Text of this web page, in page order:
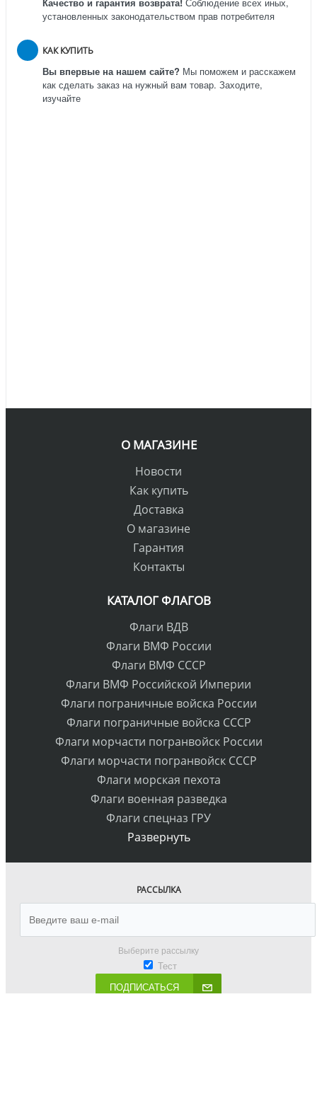
установленных законодательством прав потребителя
КАК КУПИТЬ
Вы впервые на нашем сайте? Мы поможем и расскажем
как сделать заказ на нужный вам товар. Заходите,
изучайте
О МАГАЗИНЕ
Новости
Как купить
Доставка
О магазине
Гарантия
Контакты
КАТАЛОГ ФЛАГОВ
Флаги ВДВ
Флаги ВМФ России
Флаги ВМФ СССР
Флаги ВМФ Российской Империи
Флаги пограничные войска России
Флаги пограничные войска СССР
Флаги морчасти погранвойск России
Флаги морчасти погранвойск СССР
Флаги морская пехота
Флаги военная разведка
Флаги спецназ ГРУ
Развернуть
РАССЫЛКА
Выберите рассылку
Тест
ПОДПИСАТЬСЯ